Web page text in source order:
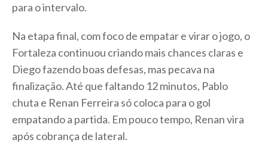
para o intervalo.
Na etapa final, com foco de empatar e virar o jogo, o
Fortaleza continuou criando mais chances claras e
Diego fazendo boas defesas, mas pecava na
finalização. Até que faltando 12 minutos, Pablo
chuta e Renan Ferreira só coloca para o gol
empatando a partida. Em pouco tempo, Renan vira
após cobrança de lateral.